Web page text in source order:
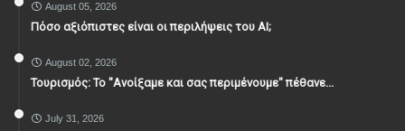
August 05, 2026
Πόσο αξιόπιστες είναι οι περιλήψεις του ΑΙ;
August 02, 2026
Τουρισμός: Το "Ανοίξαμε και σας περιμένουμε" πέθανε...
July 31, 2026